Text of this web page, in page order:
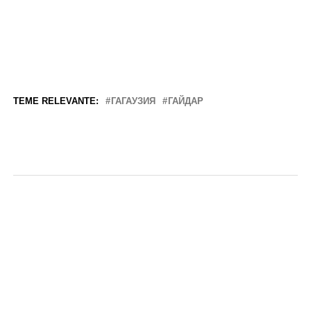
TEME RELEVANTE: ГАГАУЗИЯ ГАЙДАР